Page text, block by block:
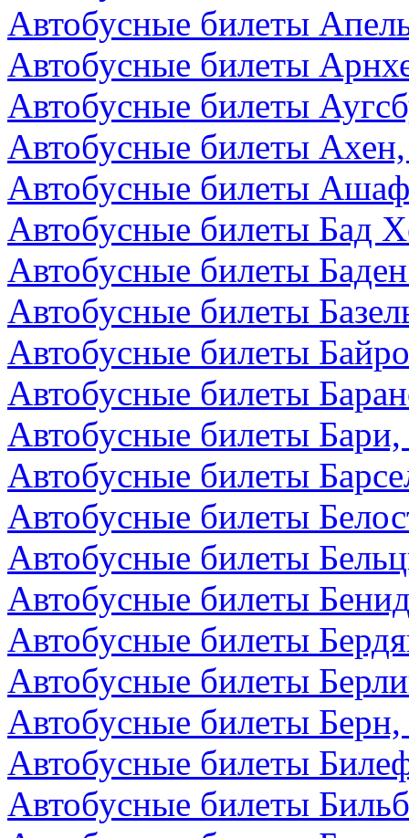
Автобусные билеты
Автобусные билеты
Автобусные билеты
Автобусные билеты
Автобусные билеты
Автобусные билеты Бад
Автобусные билеты
Автобусные билеты
Автобусные билеты
Автобусные билеты
Автобусные билеты
Автобусные билеты
Автобусные билеты
Автобусные билеты
Автобусные билеты
Автобусные билеты
Автобусные билеты
Автобусные билеты
Автобусные билеты
Автобусные билеты